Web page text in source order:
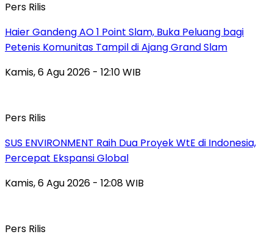
Pers Rilis
Haier Gandeng AO 1 Point Slam, Buka Peluang bagi
Petenis Komunitas Tampil di Ajang Grand Slam
Kamis, 6 Agu 2026 - 12:10 WIB
Pers Rilis
SUS ENVIRONMENT Raih Dua Proyek WtE di Indonesia,
Percepat Ekspansi Global
Kamis, 6 Agu 2026 - 12:08 WIB
Pers Rilis